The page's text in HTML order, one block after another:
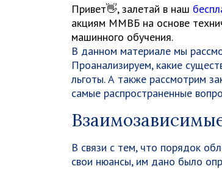
Привет👋, залетай в наш
акциям ММВБ на основе
машинного обучения.
В данном материале мы
Проанализируем, какие
льготы. А также рассмотрим
самые распространенные
В связи с тем, что порядок
свои нюансы, им дано было